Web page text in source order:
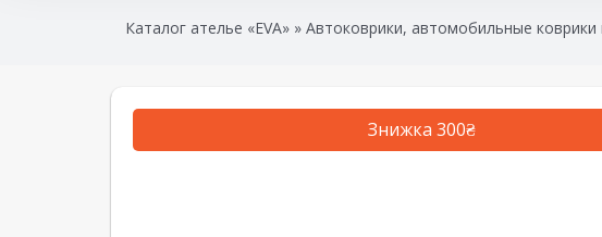
Каталог ателье «EVA»» Автоковрики, автомобильные коврики
Знижка 300₴